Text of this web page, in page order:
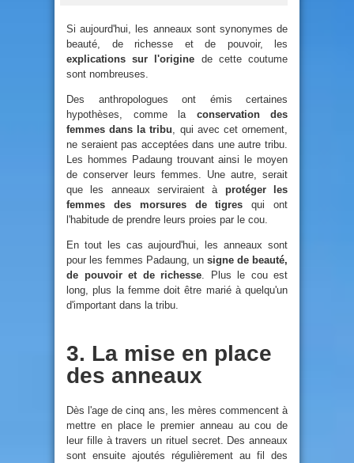
Si aujourd'hui, les anneaux sont synonymes de
beauté, de richesse et de pouvoir, les
explications sur l'origine de cette coutume
sont nombreuses.
Des anthropologues ont émis certaines
hypothèses, comme la conservation des
femmes dans la tribu, qui avec cet ornement,
ne seraient pas acceptées dans une autre tribu.
Les hommes Padaung trouvant ainsi le moyen
de conserver leurs femmes. Une autre, serait
que les anneaux serviraient à protéger les
femmes des morsures de tigres qui ont
l'habitude de prendre leurs proies par le cou.
En tout les cas aujourd'hui, les anneaux sont
pour les femmes Padaung, un signe de beauté,
de pouvoir et de richesse. Plus le cou est
long, plus la femme doit être marié à quelqu'un
d'important dans la tribu.
3. La mise en place
des anneaux
Dès l'age de cinq ans, les mères commencent à
mettre en place le premier anneau au cou de
leur fille à travers un rituel secret. Des anneaux
sont ensuite ajoutés régulièrement au fil des